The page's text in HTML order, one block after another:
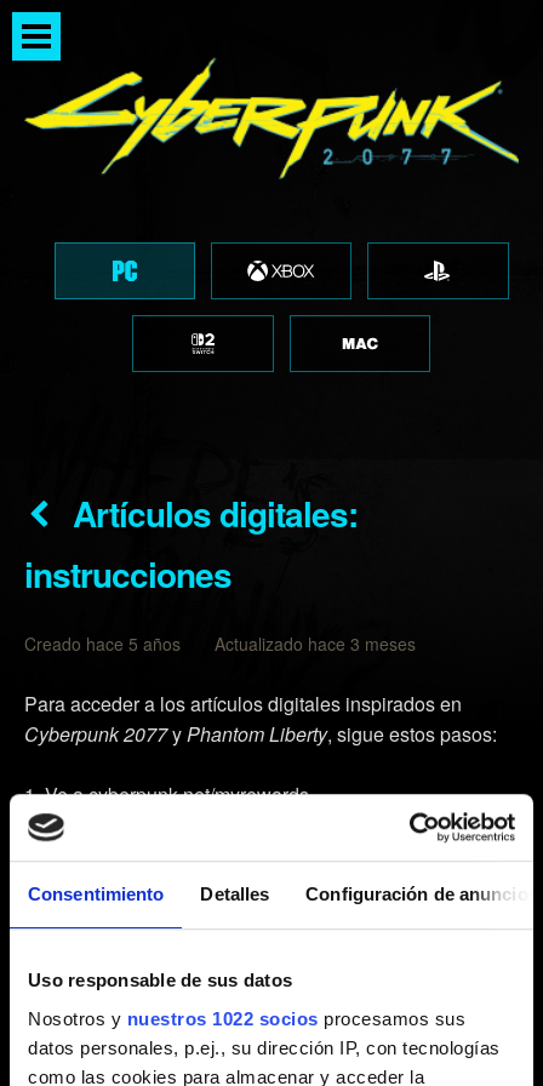
Consentimiento Detalles Configuración de anuncios
Uso responsable de sus datos
Nosotros y nuestros 1022 socios procesamos sus
datos personales, p.ej., su dirección IP, con tecnologías
como las cookies para almacenar y acceder la
Artículos digitales:
instrucciones
Creado hace 5 años Actualizado hace 3 meses
Para acceder a los artículos digitales inspirados en
Cyberpunk 2077yPhantom Liberty, sigue estos pasos:
Ve acyberpunk.net/myrewards.
Haz clic en
Inicia sesión en tu cuenta de CD PROJEKT RED.
Haz clic en los enlaces de la lista para acceder a los
Nota:para acceder a las recompensas, tienes que
ejecutar el juego e iniciar sesión en REDlauncher(PC) o
Mis recompensasen el menú principal (consolas y Mac)